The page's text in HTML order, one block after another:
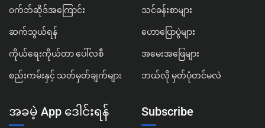
၀က်ဘ်ဆိုဒ်အကြောင်း
ဆက်သွယ်ရန်
ကိုယ်ရေးကိုယ်တာ ပေါ်လစီ
စည်းကမ်းနှင့် သတ်မှတ်ချက်များ
သင်ခန်းစာများ
ဟောပြောပွဲများ
အမေးအဖြေများ
ဘယ်လို မှတ်ပုံတင်မလဲ
အခမဲ့ App ဒေါင်းရန် Subscribe